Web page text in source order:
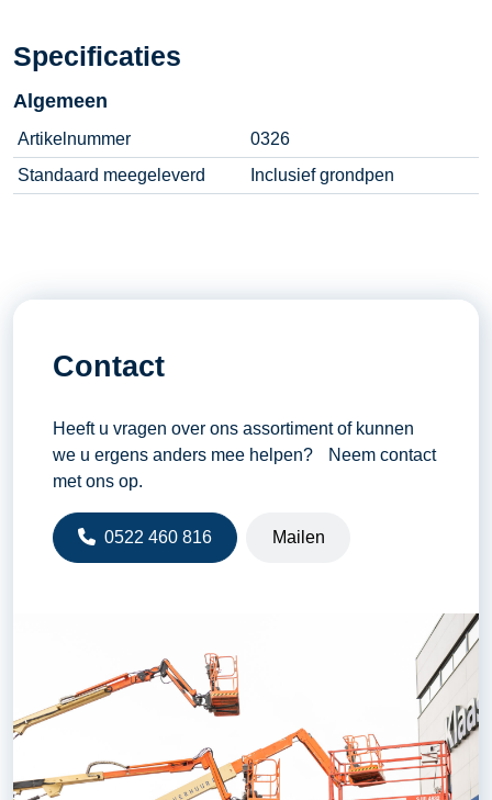
Specificaties
Algemeen
Artikelnummer
0326
Standaard meegeleverd
Inclusief grondpen
Contact
Heeft u vragen over ons assortiment of kunnen
we u ergens anders mee helpen? Neem contact
met ons op.
0522 460 816 Mailen